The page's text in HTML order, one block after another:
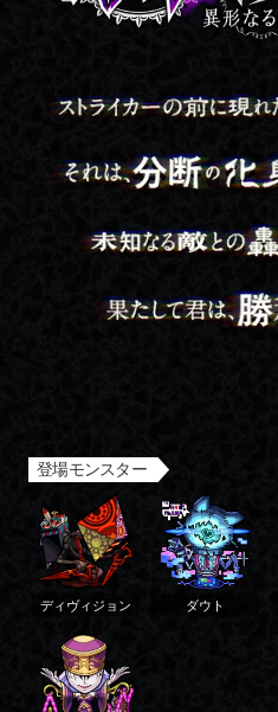
ストライカーの前に現れた、異形の者たち。 それ
登場モンスター
ディヴィジョン ダウト